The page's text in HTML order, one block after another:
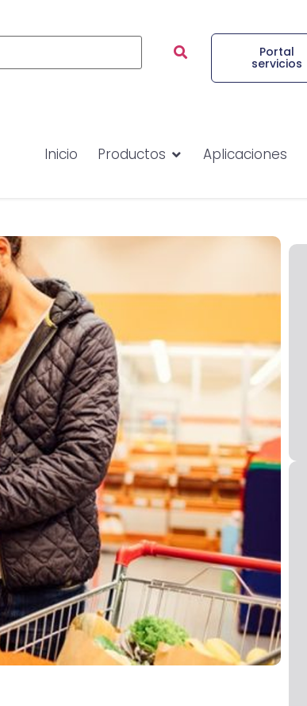
Portal
servicios
Inicio Productos Aplicaciones